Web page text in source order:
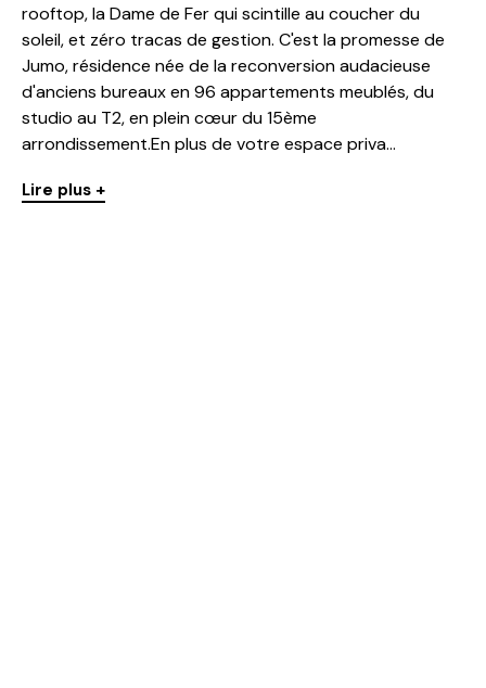
rooftop, la Dame de Fer qui scintille au coucher du
soleil, et zéro tracas de gestion. C'est la promesse de
Jumo, résidence née de la reconversion audacieuse
d'anciens bureaux en 96 appartements meublés, du
studio au T2, en plein cœur du 15ème
arrondissement.En plus de votre espace priva...
Lire plus +